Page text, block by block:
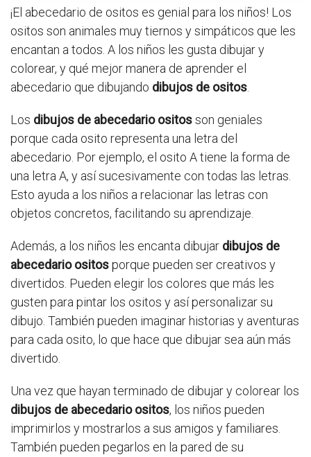
¡El abecedario de ositos es genial para los niños! Los
ositos son animales muy tiernos y simpáticos que les
encantan a todos. A los niños les gusta dibujar y
colorear, y qué mejor manera de aprender el
abecedario que dibujando dibujos de ositos
Los dibujos de abecedario ositosson geniales
porque cada osito representa una letra del
abecedario. Por ejemplo, el osito A tiene la forma de
una letra A, y así sucesivamente con todas las letras.
Esto ayuda a los niños a relacionar las letras con
objetos concretos, facilitando su aprendizaje.
Además, a los niños les encanta dibujar dibujos de
abecedario ositosporque pueden ser creativos y
divertidos. Pueden elegir los colores que más les
gusten para pintar los ositos y así personalizar su
dibujo. También pueden imaginar historias y aventuras
para cada osito, lo que hace que dibujar sea aún más
divertido.
Una vez que hayan terminado de dibujar y colorear los
dibujos de abecedario ositos, los niños pueden
imprimirlos y mostrarlos a sus amigos y familiares.
También pueden pegarlos en la pared de su